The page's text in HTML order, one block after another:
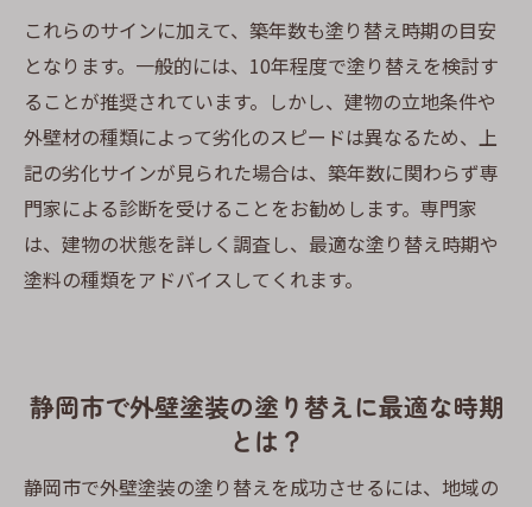
これらのサインに加えて、築年数も塗り替え時期の目安
となります。一般的には、10年程度で塗り替えを検討す
ることが推奨されています。しかし、建物の立地条件や
外壁材の種類によって劣化のスピードは異なるため、上
記の劣化サインが見られた場合は、築年数に関わらず専
門家による診断を受けることをお勧めします。専門家
は、建物の状態を詳しく調査し、最適な塗り替え時期や
塗料の種類をアドバイスしてくれます。
静岡市で外壁塗装の塗り替えに最適な時期
とは？
静岡市で外壁塗装の塗り替えを成功させるには、地域の